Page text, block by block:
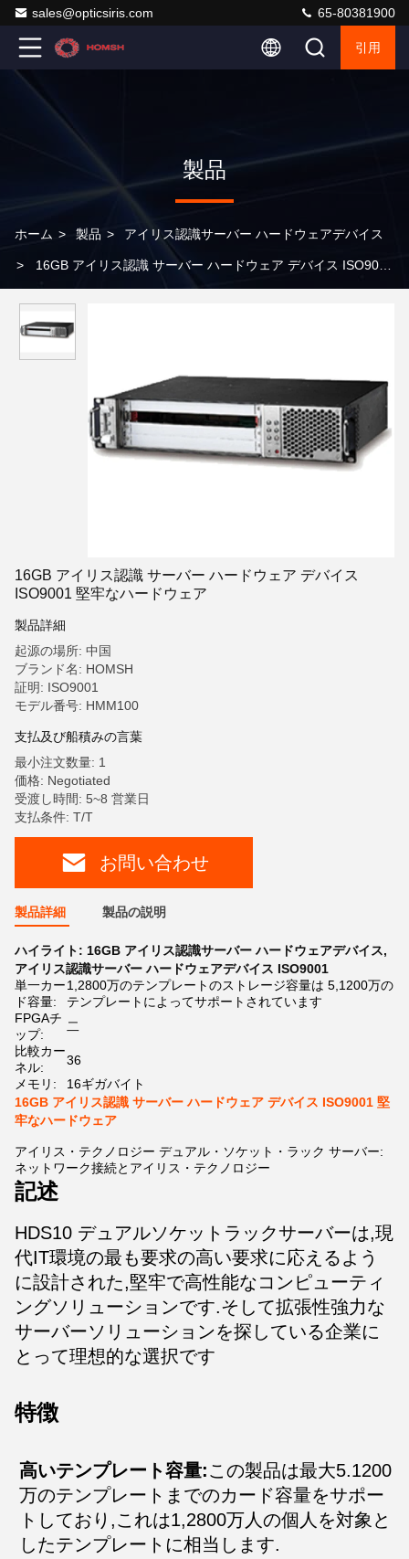
sales@opticsiris.com 65-80381900
引用
製品
ホーム > 製品 > アイリス認識サーバー ハードウェアデバイス
> 16GB アイリス認識 サーバー ハードウェア デバイス ISO9001
16GB アイリス認識 サーバー ハードウェア デバイス
ISO9001 堅牢なハードウェア
製品詳細
起源の場所: 中国
ブランド名: HOMSH
証明: ISO9001
モデル番号: HMM100
支払及び船積みの言葉
最小注文数量: 1
価格: Negotiated
受渡し時間: 5~8 営業日
支払条件: T/T
お問い合わせ
製品詳細 製品の説明
ハイライト: 16GB アイリス認識サーバー ハードウェアデバイス,
アイリス認識サーバー ハードウェアデバイス ISO9001
単一カー
ド容量:
1,2800万のテンプレートのストレージ容量は 5,1200万の
テンプレートによってサポートされています
FPGAチ
ップ:
二
比較カー
ネル:
36
メモリ:
16ギガバイト
16GB アイリス認識 サーバー ハードウェア デバイス ISO9001 堅
牢なハードウェア
アイリス・テクノロジー デュアル・ソケット・ラック サーバー:
ネットワーク接続とアイリス・テクノロジー
記述
HDS10 デュアルソケットラックサーバーは,現
代IT環境の最も要求の高い要求に応えるよう
に設計された,堅牢で高性能なコンピューティ
ングソリューションです.そして拡張性強力な
サーバーソリューションを探している企業に
とって理想的な選択です
特徴
高いテンプレート容量:この製品は最大5.1200
万のテンプレートまでのカード容量をサポー
トしており,これは1,2800万人の個人を対象と
したテンプレートに相当します.